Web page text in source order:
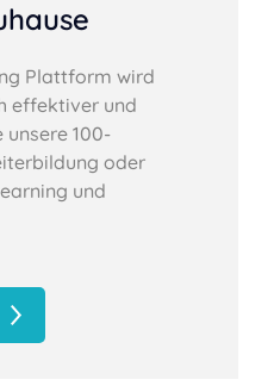
Plattform wird
effektiver und
unsere 100-
oder
und